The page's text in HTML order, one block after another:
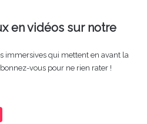
en vidéos sur notre
immersives qui mettent en avant la
vous pour ne rien rater !